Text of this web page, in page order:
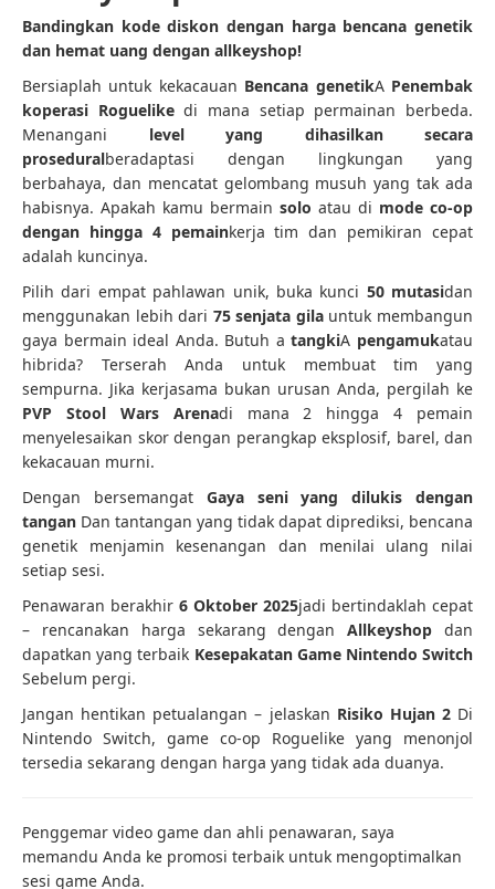
Bandingkan kode diskon dengan harga bencana genetik
dan hemat uang dengan allkeyshop!
Bersiaplah untuk kekacauan Bencana genetikA Penembak
koperasi Roguelikedi mana setiap permainan berbeda.
Menangani level yang dihasilkan secara
proseduralberadaptasi dengan lingkungan yang
berbahaya, dan mencatat gelombang musuh yang tak ada
habisnya. Apakah kamu bermain solo atau di mode co-op
dengan hingga 4 pemainkerja tim dan pemikiran cepat
adalah kuncinya.
Pilih dari empat pahlawan unik, buka kunci 50 mutasidan
menggunakan lebih dari 75 senjata gilauntuk membangun
gaya bermain ideal Anda. Butuh atangkiA pengamukatau
hibrida? Terserah Anda untuk membuat tim yang
sempurna. Jika kerjasama bukan urusan Anda, pergilah ke
PVP Stool Wars Arenadi mana 2 hingga 4 pemain
menyelesaikan skor dengan perangkap eksplosif, barel, dan
kekacauan murni.
Dengan bersemangat Gaya seni yang dilukis dengan
tangan Dan tantangan yang tidak dapat diprediksi, bencana
genetik menjamin kesenangan dan menilai ulang nilai
setiap sesi.
Penawaran berakhir 6 Oktober 2025jadi bertindaklah cepat
– rencanakan harga sekarang denganAllkeyshop dan
dapatkan yang terbaik Kesepakatan Game Nintendo Switch
Sebelum pergi.
Jangan hentikan petualangan – jelaskan Risiko Hujan 2Di
Nintendo Switch, game co-op Roguelike yang menonjol
tersedia sekarang dengan harga yang tidak ada duanya.
Penggemar video game dan ahli penawaran, saya
memandu Anda ke promosi terbaik untuk mengoptimalkan
sesi game Anda.